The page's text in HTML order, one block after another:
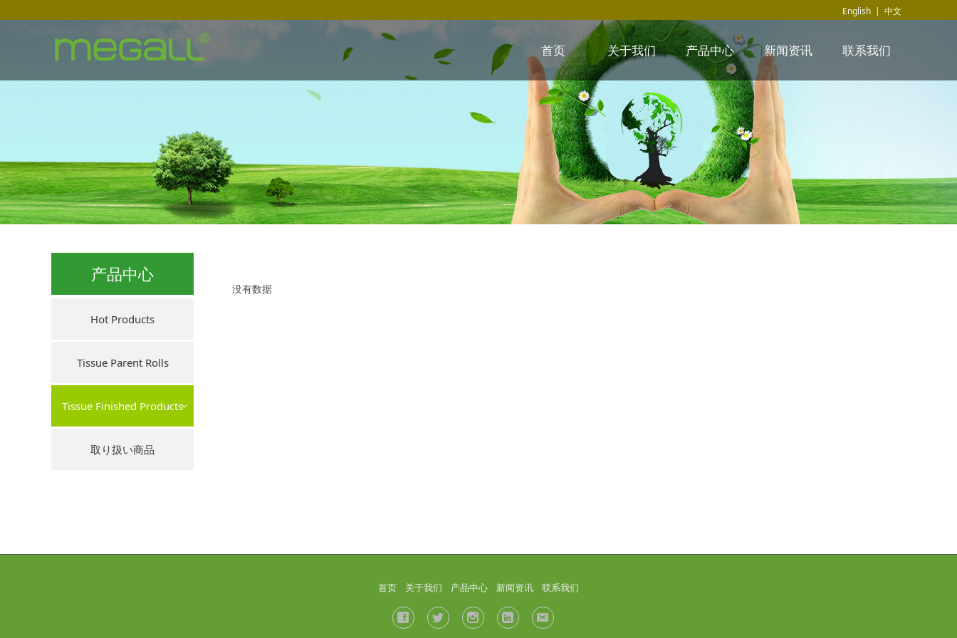
English | 中文
首页 关于我们 产品中心 新闻资讯 联系我们
产品中心
Hot Products
Tissue Parent Rolls
Tissue Finished Products
取り扱い商品
没有数据
首页 关于我们 产品中心 新闻资讯 联系我们